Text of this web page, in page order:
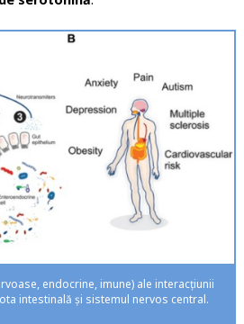
endocrine, imune) ale interacțiunii
intestinală și sistemul nervos central.